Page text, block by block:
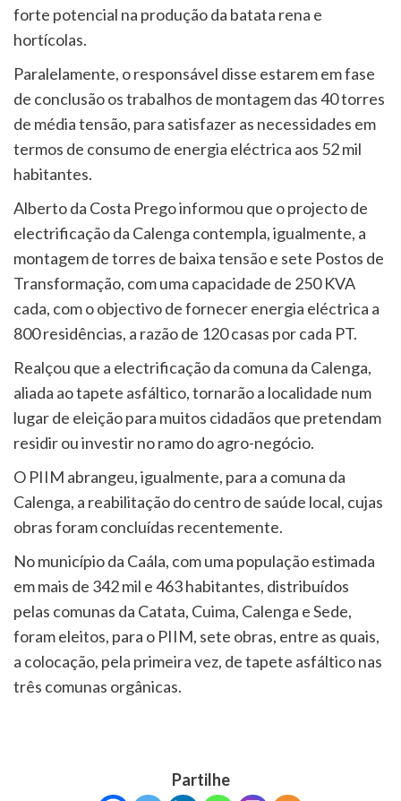
forte potencial na produção da batata rena e
hortícolas.
Paralelamente, o responsável disse estarem em fase
de conclusão os trabalhos de montagem das 40 torres
de média tensão, para satisfazer as necessidades em
termos de consumo de energia eléctrica aos 52 mil
habitantes.
Alberto da Costa Prego informou que o projecto de
electrificação da Calenga contempla, igualmente, a
montagem de torres de baixa tensão e sete Postos de
Transformação, com uma capacidade de 250 KVA
cada, com o objectivo de fornecer energia eléctrica a
800 residências, a razão de 120 casas por cada PT.
Realçou que a electrificação da comuna da Calenga,
aliada ao tapete asfáltico, tornarão a localidade num
lugar de eleição para muitos cidadãos que pretendam
residir ou investir no ramo do agro-negócio.
O PIIM abrangeu, igualmente, para a comuna da
Calenga, a reabilitação do centro de saúde local, cujas
obras foram concluídas recentemente.
No município da Caála, com uma população estimada
em mais de 342 mil e 463 habitantes, distribuídos
pelas comunas da Catata, Cuima, Calenga e Sede,
foram eleitos, para o PIIM, sete obras, entre as quais,
a colocação, pela primeira vez, de tapete asfáltico nas
três comunas orgânicas.
Partilhe